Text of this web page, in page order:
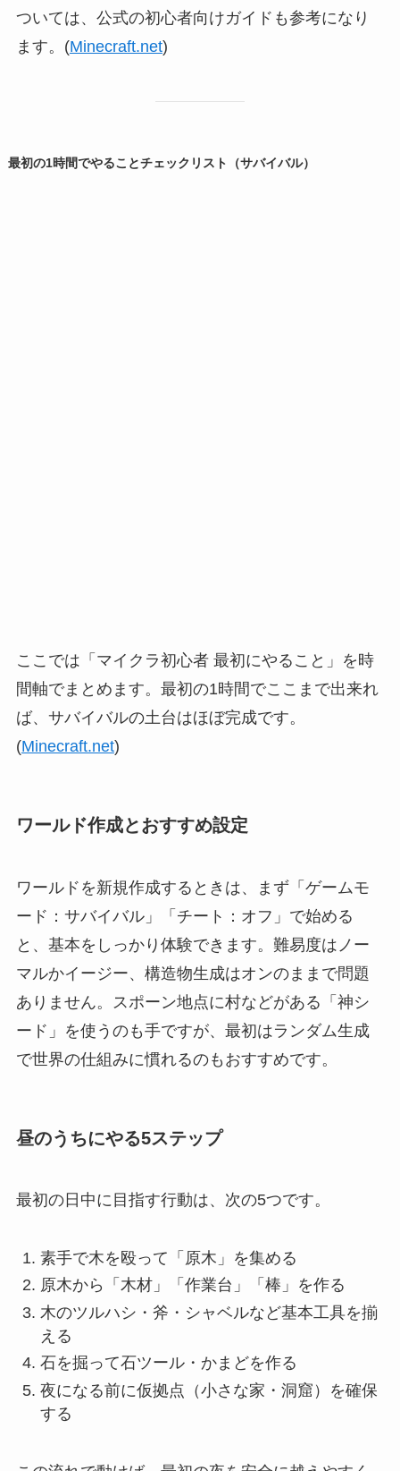
ついては、公式の初心者向けガイドも参考になり
ます。(Minecraft.net)
最初の1時間でやることチェックリスト（サバイバル）
ここでは「マイクラ初心者 最初にやること」を時
間軸でまとめます。最初の1時間でここまで出来れ
ば、サバイバルの土台はほぼ完成です。
(Minecraft.net)
ワールド作成とおすすめ設定
ワールドを新規作成するときは、まず「ゲームモ
ード：サバイバル」「チート：オフ」で始める
と、基本をしっかり体験できます。難易度はノー
マルかイージー、構造物生成はオンのままで問題
ありません。スポーン地点に村などがある「神シ
ード」を使うのも手ですが、最初はランダム生成
で世界の仕組みに慣れるのもおすすめです。
昼のうちにやる5ステップ
最初の日中に目指す行動は、次の5つです。
素手で木を殴って「原木」を集める
原木から「木材」「作業台」「棒」を作る
木のツルハシ・斧・シャベルなど基本工具を揃
える
石を掘って石ツール・かまどを作る
夜になる前に仮拠点（小さな家・洞窟）を確保
する